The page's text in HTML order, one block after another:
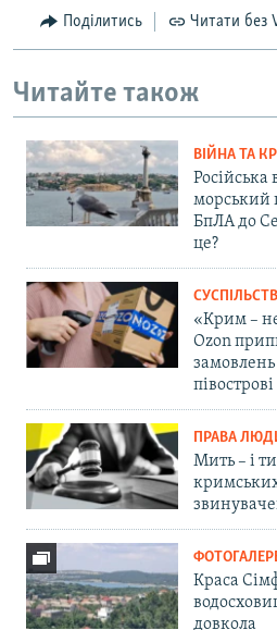
Поділитись Читати без
Читайте також
ВІЙНА ТА
Російська
морський
БпЛА до
це?
«Крим –
Ozon
півострові
ПРАВА
Мить – і
Краса
довкола